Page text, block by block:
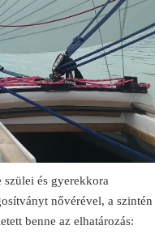
és gyerekkora
nővérével, a szintén
benne az elhatározás: